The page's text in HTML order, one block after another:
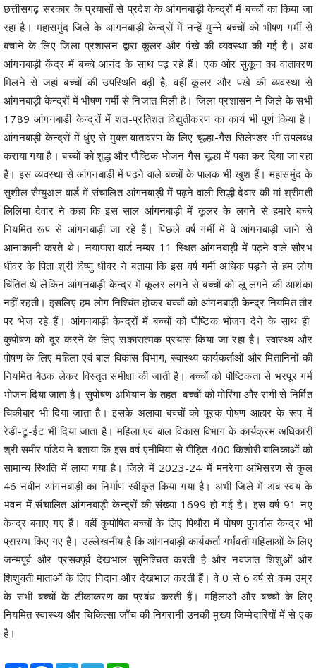
छत्तीसगढ़ सरकार के प्रयासों से प्रदेश के आंगनबाड़ी केन्द्रों में बच्चों का किया जा
रहा है। महासमुंद जिले के आंगनबाड़ी केन्द्रों में नन्हें मुन्ने बच्चों को भीषण गर्मी से
बचाने के लिए जिला प्रशासन द्वारा कूलर और पंखे की व्यवस्था की गई है। अब
आंगनबाड़ी केंद्र में बच्चे आनंद के साथ पढ़ रहे हैं। एक ओर सुकून का वातावरण
मिलने से जहां बच्चों की उपस्थिति बढ़ी है, वहीं कूलर और पंखे की व्यवस्था से
आंगनबाड़ी केन्द्रों में भीषण गर्मी से निजात मिली है। जिला प्रशासन ने जिले के सभी
1789 आंगनबाड़ी केन्द्रों में शत-प्रतिशत विद्युतीकरण का कार्य भी पूर्ण किया है।
आंगनबाड़ी केन्द्रों में धुंए से मुक्त वातावरण के लिए चूल्हा-गैस सिलेण्डर भी उपलब्ध
कराया गया है। बच्चों को शुद्ध और पौष्टिक भोजन गैस चूल्हा में पका कर दिया जा रहा
है। इस व्यवस्था से आंगनबाड़ी में पढ़ने वाले बच्चों के पालक भी खुश हैं। महासमुंद के
सुशील सैम्युअल वार्ड में संचालित आंगनबाड़ी में पढ़ने वाली सिद्धी देवार की मां श्रीमती
लिलिमा देवार ने कहा कि इस साल आंगनबाड़ी में कूलर के लगने से हमारे बच्चे
नियमित रूप से आंगनबाड़ी जा रहे हैं। पिछले वर्ष गर्मी में वे आंगनबाड़ी जाने से
आनाकानी करते थे। नयापारा वार्ड नम्बर 11 स्थित आंगनबाड़ी में पढ़ने वाले सौरभ
धीवर के पिता श्री विष्णु धीवर ने बताया कि इस वर्ष गर्मी अधिक पड़ने से हम लोग
चिंतित थे लेकिन आंगनबाड़ी केन्द्र में कूलर लगने से बच्चों को लू लगने की आशंका
नहीं रहती। इसलिए हम लोग निश्चिंत होकर बच्चों को आंगनबाड़ी केन्द्र नियमित तौर
पर भेज रहे हैं। आंगनबाड़ी केन्द्रों में बच्चों को पौष्टिक भोजन देने के साथ ही
कुपोषण को दूर करने के लिए सकारात्मक प्रयास किया जा रहा है। स्वास्थ्य और
पोषण के लिए महिला एवं बाल विकास विभाग, स्वास्थ्य कार्यकर्ताओं और मितानिनों की
नियमित बैठक लेकर विस्तृत समीक्षा की जाती है। बच्चों को पौष्टिकता से भरपूर गर्म
भोजन दिया जाता है। सुपोषण अभियान के तहत बच्चों को मोरिंगा और रागी से निर्मित
चिकीबार भी दिया जाता है। इसके अलावा बच्चों को पूरक पोषण आहार के रूप में
रेडी-टू-ईट भी दिया जाता है। महिला एवं बाल विकास विभाग के कार्यक्रम अधिकारी
श्री समीर पांडेय ने बताया कि इस वर्ष एनीमिया से पीड़ित 400 किशोरी बालिकाओं को
सामान्य स्थिति में लाया गया है। जिले में 2023-24 में मनरेगा अभिसरण से कुल
46 नवीन आंगनबाड़ी का निर्माण स्वीकृत किया गया है। अभी जिले में अब स्वयं के
भवन में संचालित आंगनबाड़ी केन्द्रों की संख्या 1699 हो गई है। इस वर्ष 91 नए
केन्द्र बनाए गए हैं। वहीं कुपोषित बच्चों के लिए पिथौरा में पोषण पुनर्वास केन्द्र भी
प्रारम्भ किए गए हैं। उल्लेखनीय है कि आंगनबाड़ी कार्यकर्ता गर्भवती महिलाओं के लिए
जन्मपूर्व और प्रसवपूर्व देखभाल सुनिश्चित करती है और नवजात शिशुओं और
शिशुवती माताओं के लिए निदान और देखभाल करती हैं। वे 0 से 6 वर्ष से कम उम्र
के सभी बच्चों के टीकाकरण का प्रबंध करती हैं। महिलाओं और बच्चों के लिए
नियमित स्वास्थ्य और चिकित्सा जाँच की निगरानी उनकी मुख्य जिम्मेदारियों में से एक
है।